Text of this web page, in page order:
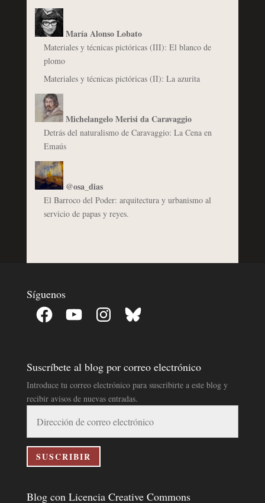
María Alonso Lobato
Materiales y técnicas pictóricas (III): El blanco de
plomo
Materiales y técnicas pictóricas (II): La azurita
Michelangelo Merisi da Caravaggio
Detrás del naturalismo de Caravaggio: La Cena en
Emaús
@osa_dias
El Barroco del Poder: arquitectura y urbanismo al
servicio de papas y reyes.
Síguenos
Facebook YouTube InstagramBluesky
Suscríbete al blog por correo electrónico
Introduce tu correo electrónico para suscribirte a este blog y
recibir avisos de nuevas entradas.
correo
electrónico
SUSCRIBIR
Blog con Licencia Creative Commons